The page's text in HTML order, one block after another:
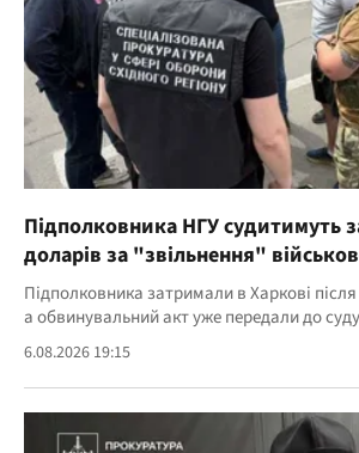
Підполковника НГУ судитимуть
доларів за "звільнення"
Підполковника затримали в Харкові
а обвинувальний акт уже передали до суду
6.08.2026 19:15